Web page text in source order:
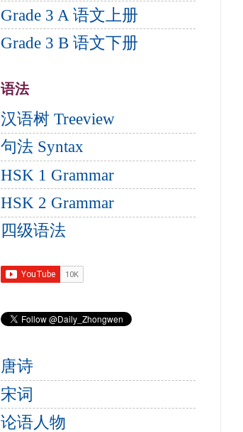
Grade 3 A 语文上册
Grade 3 B 语文下册
语法
汉语树 Treeview
句法 Syntax
HSK 1 Grammar
HSK 2 Grammar
四级语法
唐诗
宋词
论语人物